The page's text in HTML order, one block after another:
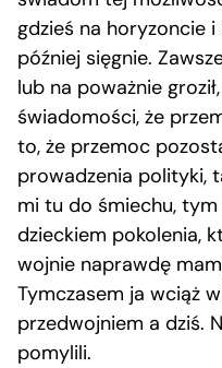
gdzieś na horyzoncie
później sięgnie.
lub na poważnie
świadomości, że
to, że przemoc
prowadzenia polityki,
mi tu do śmiechu,
dzieckiem pokolenia,
wojnie naprawdę
Tymczasem ja wciąż
przedwojniem a dziś.
pomylili.